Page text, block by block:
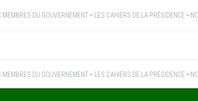
MEMBRES DU GOUVERNEMENT LES CAHIERS DE LA PRÉSIDENCE
MEMBRES DU GOUVERNEMENT LES CAHIERS DE LA PRÉSIDENCE